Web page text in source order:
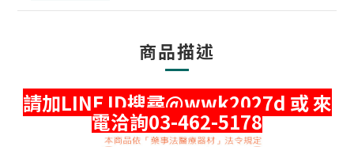
商品描述
請加LINE ID搜尋@wwk2027d 或 來
電洽詢03-462-5178